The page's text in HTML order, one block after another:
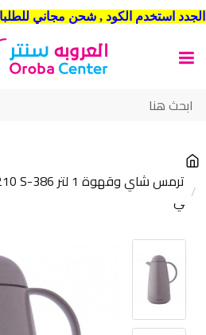
شحن مجاني للطلبات فوق 499رس داخل الرياض . وشحن الي جميع مدن
ي